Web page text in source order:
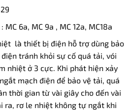
6a, MC 9a , MC 12a, MC18a
là thiết bị điện hỗ trợ dùng bảo
tránh khỏi sự cố quá tải, vói
nhiệt ở 3 cực. Khi phát hiện xảy
mạch điện để bảo vệ tải, quá
thời gian từ vài giây cho đến vài
ra, rơ le nhiệt không tự ngắt khi